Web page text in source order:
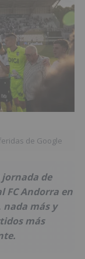
de Google
de
FC Andorra en
nada más y
más